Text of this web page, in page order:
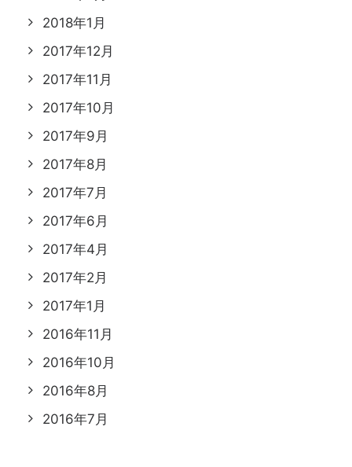
2018年1月
2017年12月
2017年11月
2017年10月
2017年9月
2017年8月
2017年7月
2017年6月
2017年4月
2017年2月
2017年1月
2016年11月
2016年10月
2016年8月
2016年7月